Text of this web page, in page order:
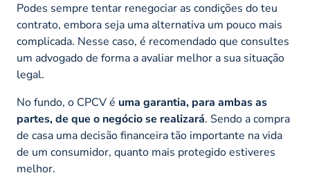
Podes sempre tentar renegociar as condições do teu
contrato, embora seja uma alternativa um pouco mais
complicada. Nesse caso, é recomendado que consultes
um advogado de forma a avaliar melhor a sua situação
legal.
No fundo, o CPCV é uma garantia, para ambas as
partes, de que o negócio se realizará. Sendo a compra
de casa uma decisão financeira tão importante na vida
de um consumidor, quanto mais protegido estiveres
melhor.